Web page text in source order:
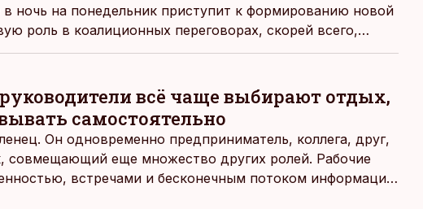
ночь на понедельник приступит к формированию новой
роль в коалиционных переговорах, скорей всего,
Isamaa, а Центристская партия.
всё чаще выбирают отдых,
самостоятельно
Он одновременно предприниматель, коллега, друг,
совмещающий еще множество других ролей. Рабочие
встречами и бесконечным потоком информации,